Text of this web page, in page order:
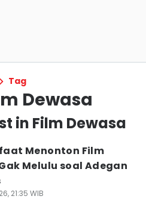
Tag
Dewasa
in Film Dewasa
Menonton Film
Melulu soal Adegan
21:35 WIB